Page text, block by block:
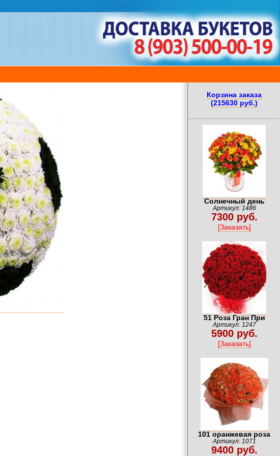
Корзина заказа
(215630 руб.)
Солнечный день
Артикул: 1486
7300 руб.
[Заказать]
51 Роза Гран При
Артикул: 1247
5900 руб.
[Заказать]
101 оранжевая роза
Артикул: 1071
9400 руб.